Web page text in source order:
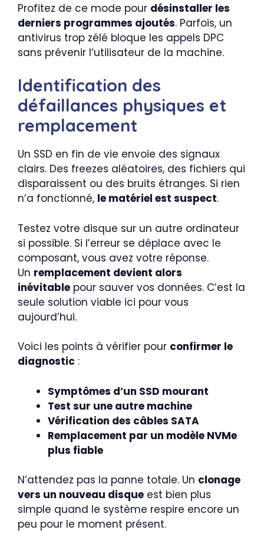
Profitez de ce mode pour désinstaller les
derniers programmes ajoutés. Parfois, un
antivirus trop zélé bloque les appels DPC
sans prévenir l’utilisateur de la machine.
Identification des
défaillances physiques et
remplacement
Un SSD en fin de vie envoie des signaux
clairs. Des freezes aléatoires, des fichiers qui
disparaissent ou des bruits étranges. Si rien
n’a fonctionné, le matériel est suspect.
Testez votre disque sur un autre ordinateur
si possible. Si l’erreur se déplace avec le
composant, vous avez votre réponse.
Un remplacement devient alors
inévitable pour sauver vos données. C’est la
seule solution viable ici pour vous
aujourd’hui.
Voici les points à vérifier pour confirmer le
diagnostic :
Symptômes d’un SSD mourant
Test sur une autre machine
Vérification des câbles SATA
Remplacement par un modèle NVMe
plus fiable
N’attendez pas la panne totale. Un clonage
vers un nouveau disque est bien plus
simple quand le système respire encore un
peu pour le moment présent.